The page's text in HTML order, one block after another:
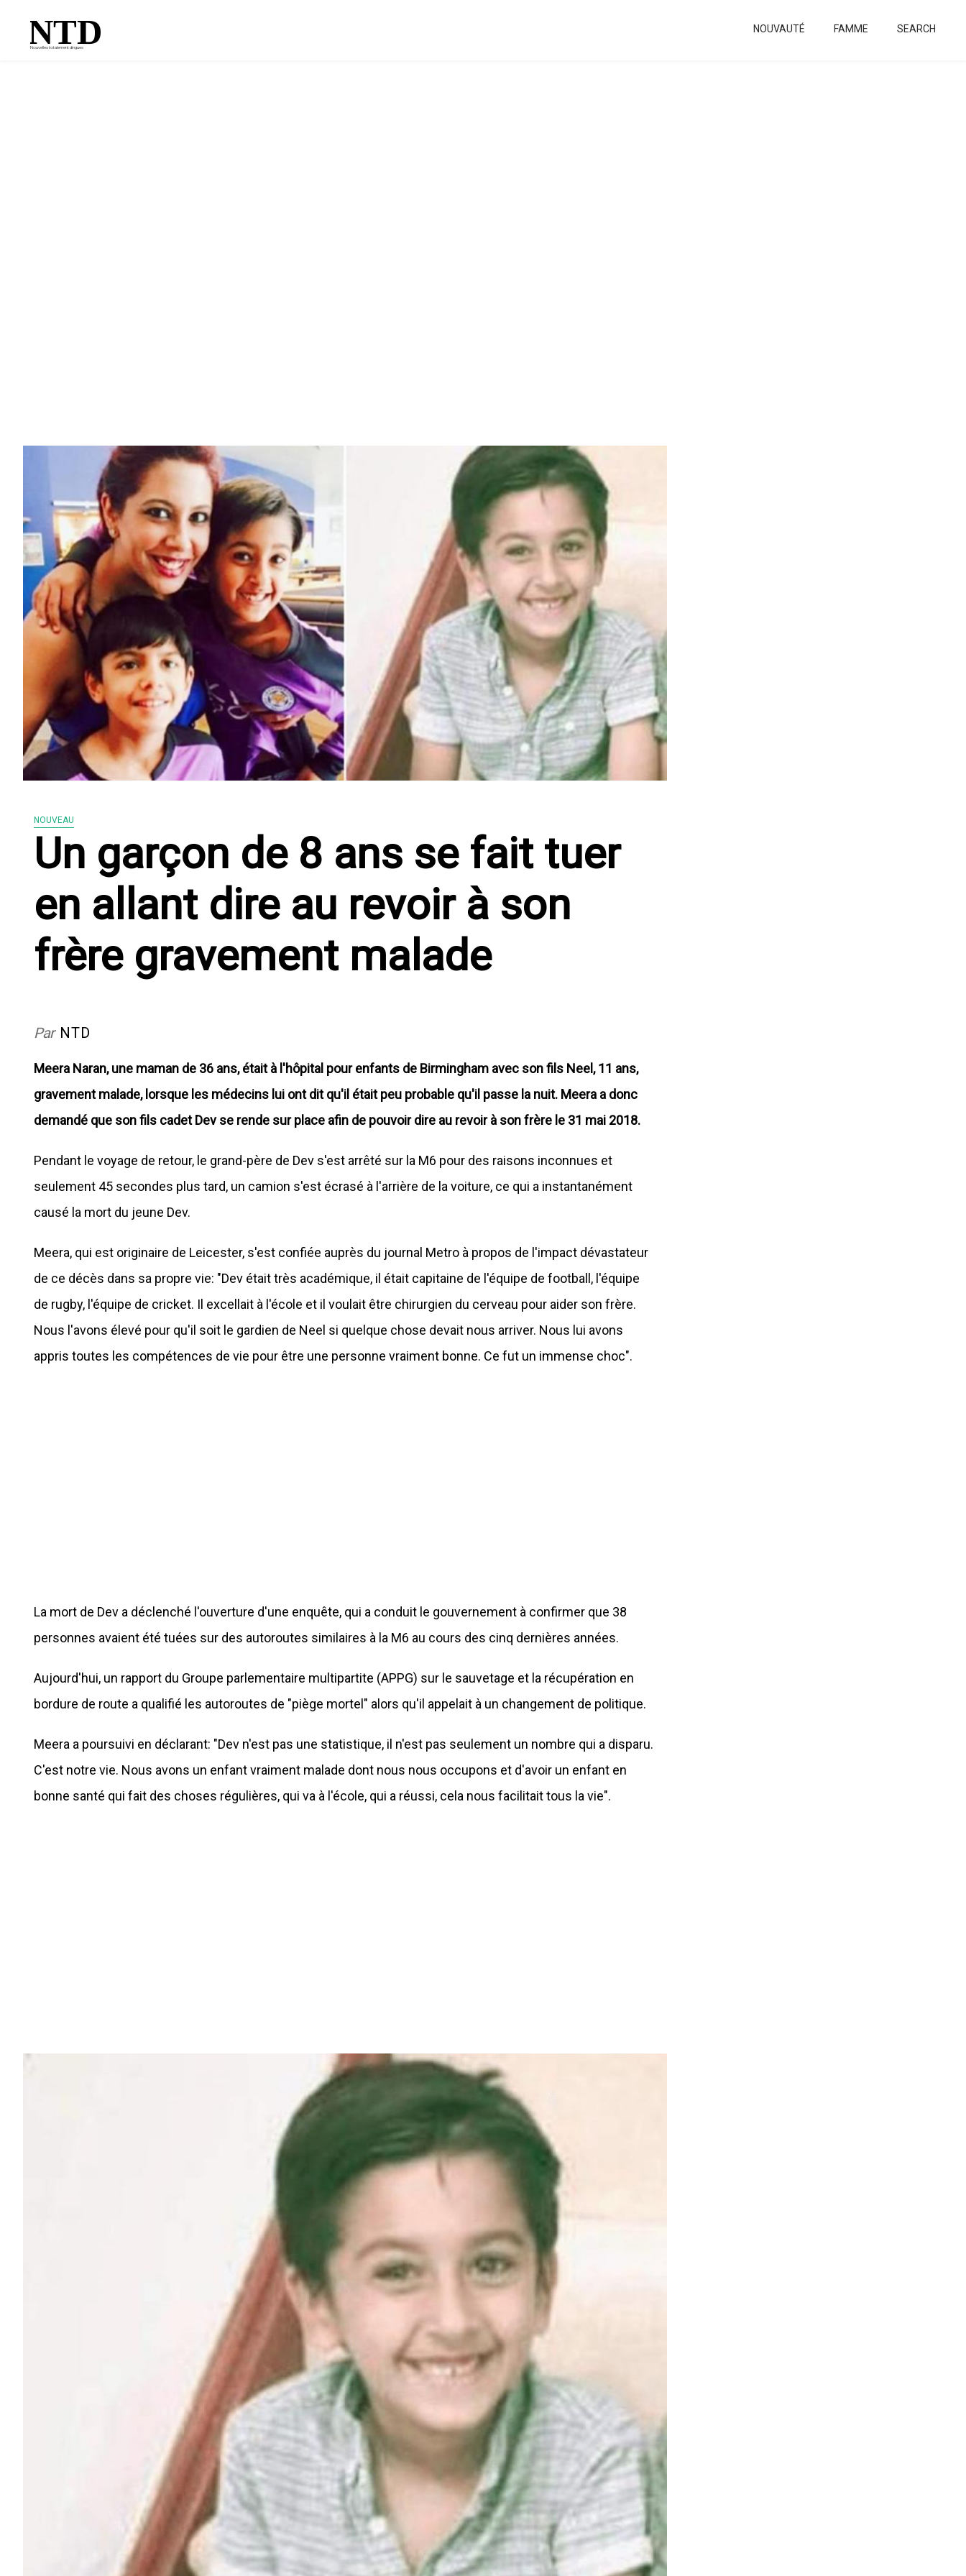
Nouvelles totalement dingues
NTD NOUVAUTÉ FAMME SEARCH
NOUVEAU
Un garçon de 8 ans se fait tuer
en allant dire au revoir à son
frère gravement malade
Par NTD
Meera Naran, une maman de 36 ans, était à l'hôpital pour enfants de Birmingham avec son fils Neel, 11 ans,
gravement malade, lorsque les médecins lui ont dit qu'il était peu probable qu'il passe la nuit. Meera a donc
demandé que son fils cadet Dev se rende sur place afin de pouvoir dire au revoir à son frère le 31 mai 2018.
Pendant le voyage de retour, le grand-père de Dev s'est arrêté sur la M6 pour des raisons inconnues et
seulement 45 secondes plus tard, un camion s'est écrasé à l'arrière de la voiture, ce qui a instantanément
causé la mort du jeune Dev.
Meera, qui est originaire de Leicester, s'est confiée auprès du journal Metro à propos de l'impact dévastateur
de ce décès dans sa propre vie: "Dev était très académique, il était capitaine de l'équipe de football, l'équipe
de rugby, l'équipe de cricket. Il excellait à l'école et il voulait être chirurgien du cerveau pour aider son frère.
Nous l'avons élevé pour qu'il soit le gardien de Neel si quelque chose devait nous arriver. Nous lui avons
appris toutes les compétences de vie pour être une personne vraiment bonne. Ce fut un immense choc".
La mort de Dev a déclenché l'ouverture d'une enquête, qui a conduit le gouvernement à confirmer que 38
personnes avaient été tuées sur des autoroutes similaires à la M6 au cours des cinq dernières années.
Aujourd'hui, un rapport du Groupe parlementaire multipartite (APPG) sur le sauvetage et la récupération en
bordure de route a qualifié les autoroutes de "piège mortel" alors qu'il appelait à un changement de politique.
Meera a poursuivi en déclarant: "Dev n'est pas une statistique, il n'est pas seulement un nombre qui a disparu.
C'est notre vie. Nous avons un enfant vraiment malade dont nous nous occupons et d'avoir un enfant en
bonne santé qui fait des choses régulières, qui va à l'école, qui a réussi, cela nous facilitait tous la vie".